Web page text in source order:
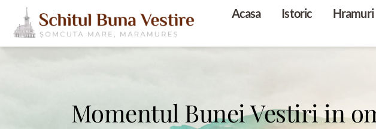
Acasa Istoric Hramuri
Momentul Bunei Vestiri in